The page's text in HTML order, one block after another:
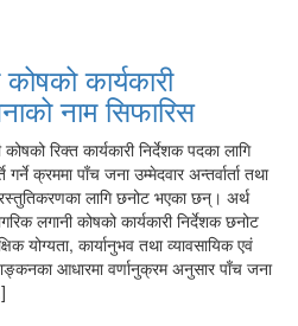
कार्यकारी
नाम सिफारिस
रिक्त कार्यकारी निर्देशक पदका लागि
गर्ने क्रममा पाँच जना उम्मेदवार अन्तर्वार्ता तथा
लागि छनोट भएका छन्। अर्थ
लगानी कोषको कार्यकारी निर्देशक छनोट
योग्यता, कार्यानुभव तथा व्यावसायिक एवं
आधारमा वर्णानुक्रम अनुसार पाँच जना